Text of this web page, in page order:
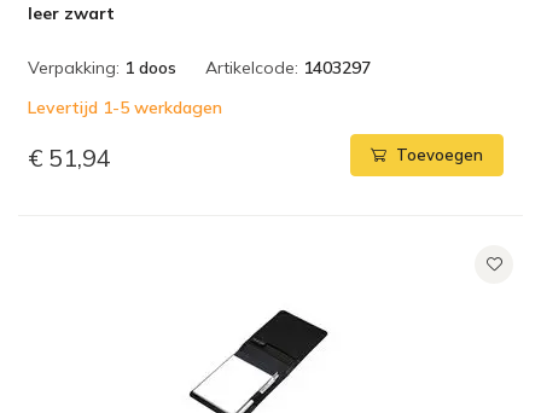
leer zwart
Verpakking: 1 doos Artikelcode: 1403297
Levertijd 1-5 werkdagen
€ 51,94 Toevoegen